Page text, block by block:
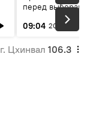
перед выборами в
09:04 20 мин
г. Цхинвал 106.3